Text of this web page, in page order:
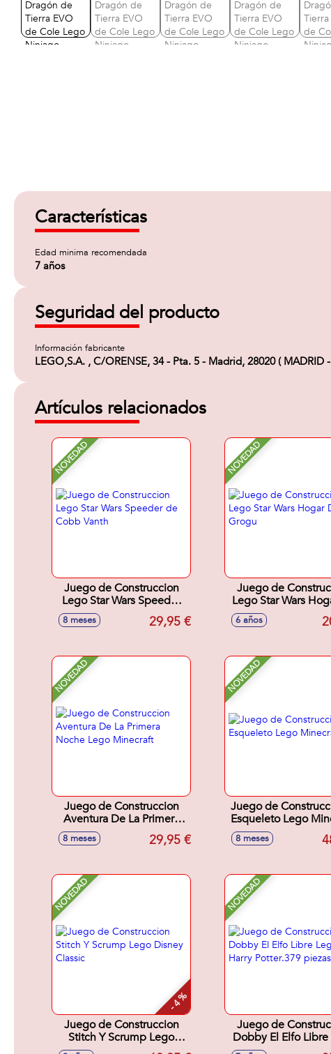
Características
Edad minima recomendada
7 años
Seguridad del producto
Información fabricante
LEGO,S.A. , C/ORENSE, 34 - Pta. 5 - Madrid, 28020 ( MADRID
Artículos relacionados
NOVEDAD
Juego de Construccion
Lego Star Wars Speeder
de Cobb Vanth
8 meses 29,95 €
NOVEDAD
Juego de
Lego Star Wars
6 años
NOVEDAD
Juego de Construccion
Aventura De La Primera
Noche Lego Minecraft
8 meses 29,95 €
NOVEDAD
Juego de
Esqueleto Lego
8 meses
NOVEDAD
- 4 %
Juego de Construccion
Stitch Y Scrump Lego
Disney Classic
NOVEDAD
Juego de
Dobby El Elfo Libre
Harry Potter.379